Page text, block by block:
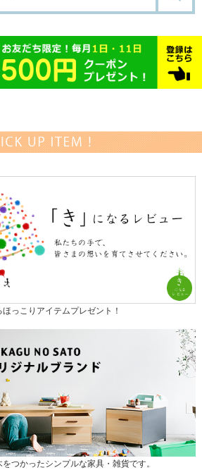
っこりアイテムプレゼント！
つかったシンプルな家具・雑貨です。